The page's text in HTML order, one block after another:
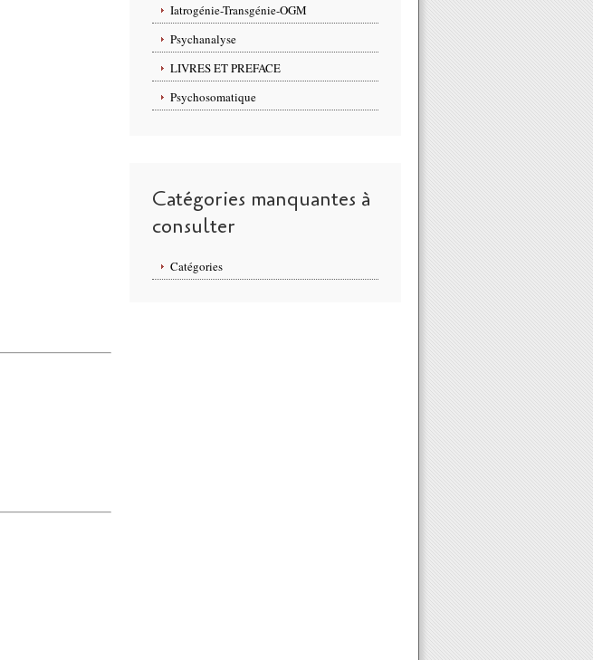
Iatrogénie-Transgénie-OGM
Psychanalyse
LIVRES ET PREFACE
Psychosomatique
Catégories manquantes à
consulter
Catégories